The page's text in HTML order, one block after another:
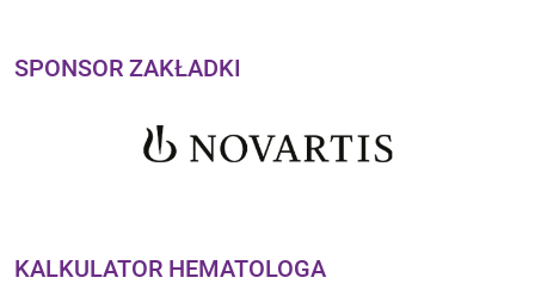
SPONSOR ZAKŁADKI
KALKULATOR HEMATOLOGA